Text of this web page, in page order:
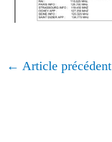
← Article précédent